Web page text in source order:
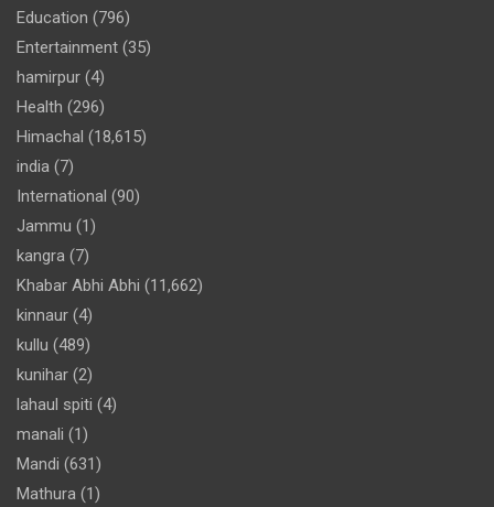
Education (796)
Entertainment (35)
hamirpur (4)
Health (296)
Himachal (18,615)
india (7)
International (90)
Jammu (1)
kangra (7)
Khabar Abhi Abhi (11,662)
kinnaur (4)
kullu (489)
kunihar (2)
lahaul spiti (4)
manali (1)
Mandi (631)
Mathura (1)